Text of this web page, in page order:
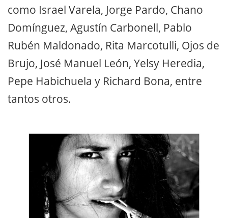
como Israel Varela, Jorge Pardo, Chano
Domínguez, Agustín Carbonell, Pablo
Rubén Maldonado, Rita Marcotulli, Ojos de
Brujo, José Manuel León, Yelsy Heredia,
Pepe Habichuela y Richard Bona, entre
tantos otros.